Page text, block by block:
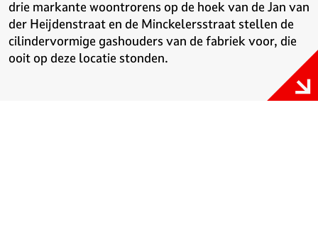
drie markante woontrorens op de hoek van de Jan van
der Heijdenstraat en de Minckelersstraat stellen de
cilindervormige gashouders van de fabriek voor, die
ooit op deze locatie stonden.